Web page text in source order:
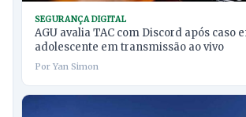
SEGURANÇA DIGITAL
AGU avalia TAC com Discord após caso
adolescente em transmissão ao vivo
Por Yan Simon